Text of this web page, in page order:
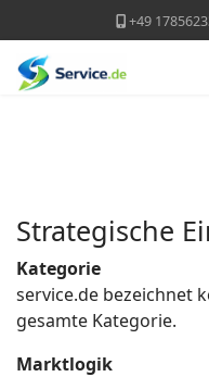
+49
Strategische
Kategorie
service.de bezeichnet
gesamte Kategorie.
Marktlogik